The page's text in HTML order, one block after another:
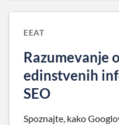
EEAT
Razumevanje
edinstvenih
SEO
Spoznajte, kako